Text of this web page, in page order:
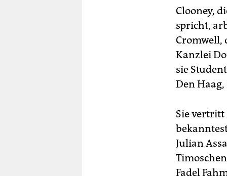
Clooney,
spricht,
Cromwell,
Kanzlei
sie
Den
Sie
Julian
Fadel